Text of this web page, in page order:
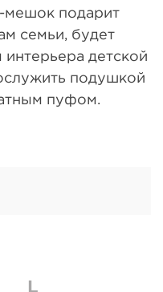
мешок подарит
семьи, будет
детской
подушкой
пуфом.
L